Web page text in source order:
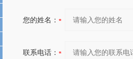
您的姓名：
联系电话：